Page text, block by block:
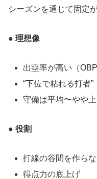
シーズンを通じて固定
● 理想像
出塁率が高い（
“下位で粘れる打者”
守備は平均〜やや上
● 役割
打線の谷間を作ら
得点力の底上げ